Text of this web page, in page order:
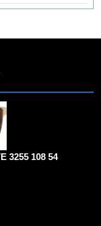
3255 108 54